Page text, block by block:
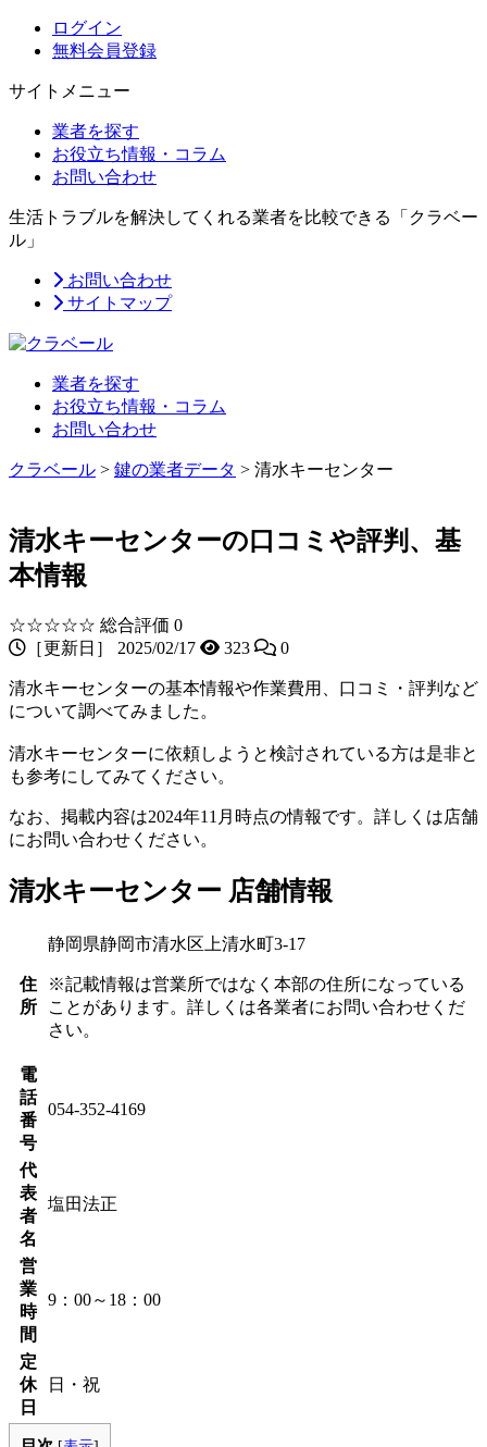
ログイン
無料会員登録
サイトメニュー
業者を探す
お役立ち情報・コラム
お問い合わせ
生活トラブルを解決してくれる業者を比較できる「クラベー
ル」
お問い合わせ
サイトマップ
業者を探す
お役立ち情報・コラム
お問い合わせ
クラベール > 鍵の業者データ > ​清水キーセンター
​清水キーセンターの口コミや評判、基
本情報
☆☆☆☆☆ 総合評価 0
［更新日］ 2025/02/17
323 0
​清水キーセンターの基本情報や作業費用、口コミ・評判など
について調べてみました。
清水キーセンターに依頼しようと検討されている方は是非と
も参考にしてみてください。
なお、掲載内容は2024年11月時点の情報です。詳しくは店舗
にお問い合わせください。
​清水キーセンター 店舗情報
住
所
​静岡県静岡市清水区上清水町3-17
※記載情報は営業所ではなく本部の住所になっている
ことがあります。詳しくは各業者にお問い合わせくだ
さい。
電
話
番
号
054-352-4169
代
表
者
名
​塩田法正
営
業
時
間
9：00～18：00
定
休
日
日・祝